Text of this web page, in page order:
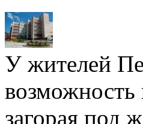
У жителей
возможность
загорая под